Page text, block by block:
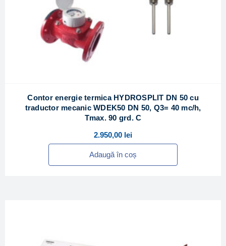
Contor energie termica HYDROSPLIT DN 50 cu
traductor mecanic WDEK50 DN 50, Q3= 40 mc/h,
Tmax. 90 grd. C
2.950,00 lei
Adaugă în coș